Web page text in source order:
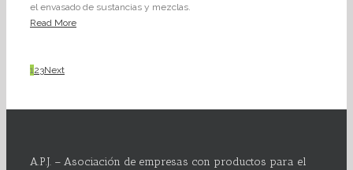
el envasado de sustancias y mezclas.
Read More
123Next
A.P.J. – Asociación de empresas con productos para el